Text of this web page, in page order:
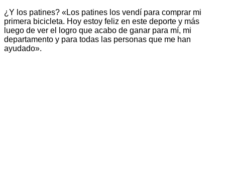
¿Y los patines? «Los patines los vendí para comprar mi
primera bicicleta. Hoy estoy feliz en este deporte y más
luego de ver el logro que acabo de ganar para mí, mi
departamento y para todas las personas que me han
ayudado».